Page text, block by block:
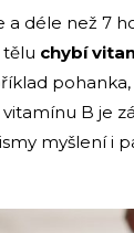
a déle než 7
tělu chybí
B je
myšlení i